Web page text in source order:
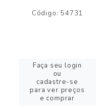
Código: 54731
Faça seu login
ou
cadastre-se
para ver preços
e comprar